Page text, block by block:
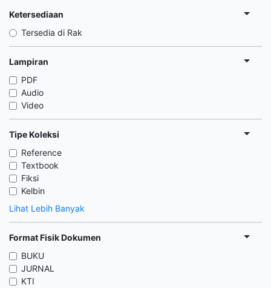
Ketersediaan
Tersedia di Rak
Lampiran
PDF
Audio
Video
Tipe Koleksi
Reference
Textbook
Fiksi
Kelbin
Lihat Lebih Banyak
Format Fisik Dokumen
BUKU
JURNAL
KTI